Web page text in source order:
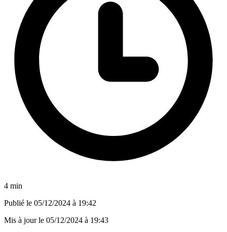
4 min
Publié le 05/12/2024 à 19:42
Mis à jour le 05/12/2024 à 19:43